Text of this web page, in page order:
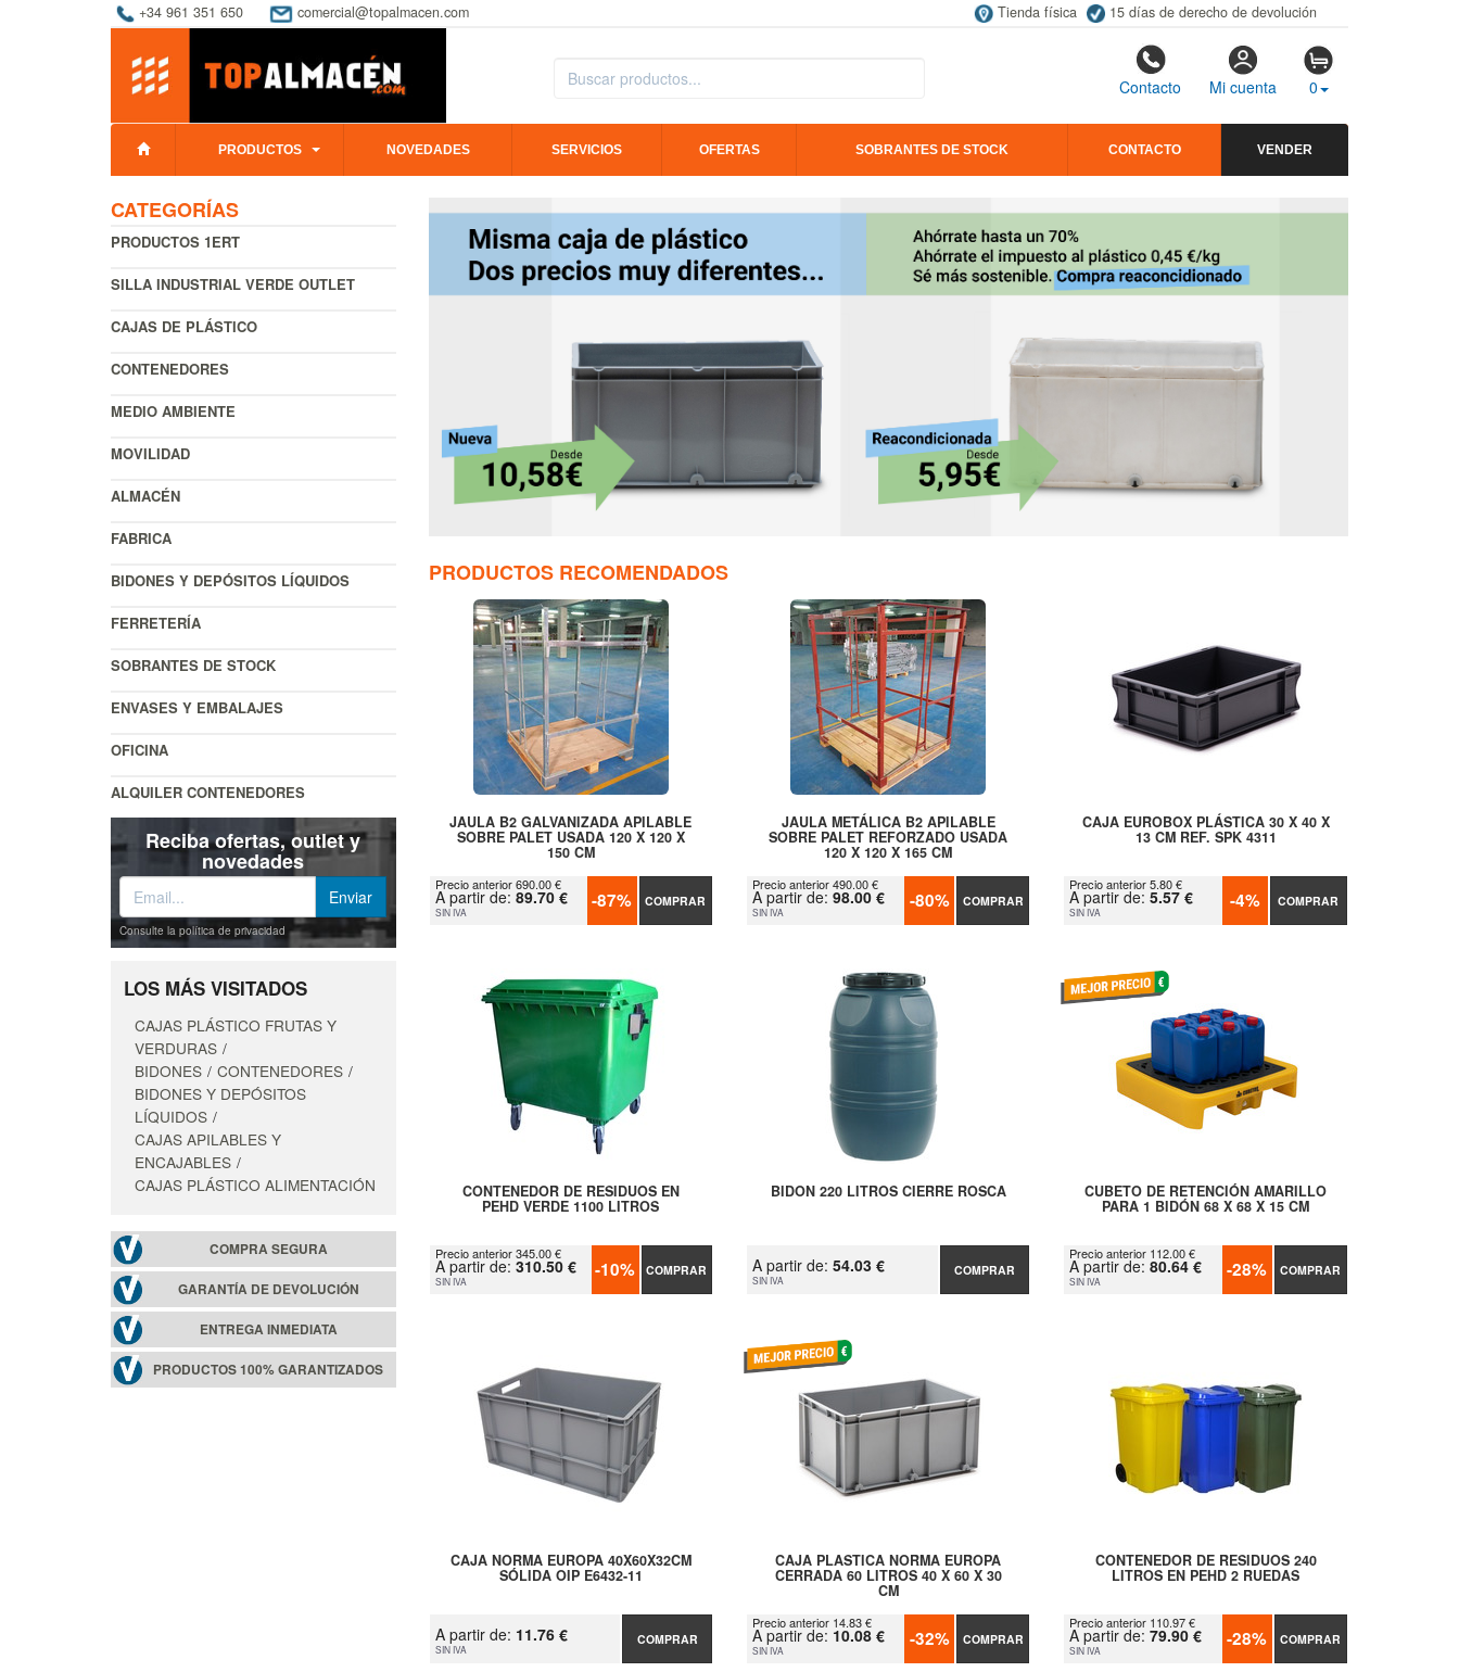
+34 961 351 650 comercial@topalmacen.com Tienda física 15 días de derecho de devolución
Contacto Mi cuenta 0
PRODUCTOS NOVEDADES SERVICIOS OFERTAS SOBRANTES DE STOCK CONTACTO VENDER
CATEGORÍAS
PRODUCTOS 1ERT
SILLA INDUSTRIAL VERDE OUTLET
CAJAS DE PLÁSTICO
CONTENEDORES
MEDIO AMBIENTE
MOVILIDAD
ALMACÉN
FABRICA
BIDONES Y DEPÓSITOS LÍQUIDOS
FERRETERÍA
SOBRANTES DE STOCK
ENVASES Y EMBALAJES
OFICINA
ALQUILER CONTENEDORES
Reciba ofertas, outlet y
novedades
Consulte la política de privacidad
LOS MÁS VISITADOS
CAJAS PLÁSTICO FRUTAS Y
VERDURAS
BIDONES
CONTENEDORES
BIDONES Y DEPÓSITOS
LÍQUIDOS
CAJAS APILABLES Y
ENCAJABLES
CAJAS PLÁSTICO ALIMENTACIÓN
COMPRA SEGURA
GARANTÍA DE DEVOLUCIÓN
ENTREGA INMEDIATA
PRODUCTOS 100% GARANTIZADOS
PRODUCTOS RECOMENDADOS
JAULA B2 GALVANIZADA APILABLE
SOBRE PALET USADA 120 X 120 X
150 CM
Precio anterior 690.00 €
A partir de: 89.70 €
SIN IVA -87% COMPRAR
JAULA METÁLICA B2 APILABLE
SOBRE PALET REFORZADO USADA
120 X 120 X 165 CM
Precio anterior 490.00 €
A partir de: 98.00 €
SIN IVA -80% COMPRAR
CAJA EUROBOX PLÁSTICA 30 X 40 X
13 CM REF. SPK 4311
Precio anterior 5.80 €
A partir de:5.57 €
SIN IVA -4% COMPRAR
CONTENEDOR DE RESIDUOS EN
PEHD VERDE 1100 LITROS
Precio anterior 345.00 €
A partir de: 310.50 €
SIN IVA -10% COMPRAR
BIDON 220 LITROS CIERRE ROSCA
A partir de: 54.03 €
SIN IVA
COMPRAR
CUBETO DE RETENCIÓN AMARILLO
PARA 1 BIDÓN 68 X 68 X 15 CM
Precio anterior 112.00 €
A partir de:80.64 €
SIN IVA -28% COMPRAR
CAJA NORMA EUROPA 40X60X32CM
SÓLIDA OIP E6432-11
A partir de: 11.76 €
SIN IVA
COMPRAR
CAJA PLASTICA NORMA EUROPA
CERRADA 60 LITROS 40 X 60 X 30
CM
Precio anterior 14.83 €
A partir de: 10.08 €
SIN IVA -32% COMPRAR
CONTENEDOR DE RESIDUOS 240
LITROS EN PEHD 2 RUEDAS
Precio anterior 110.97 €
A partir de:79.90 €
SIN IVA -28% COMPRAR